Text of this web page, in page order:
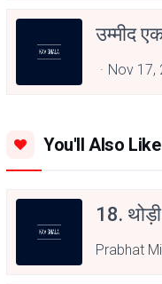
उम्मीद
Nov 17,
You'll Also Like
18.
Prabhat